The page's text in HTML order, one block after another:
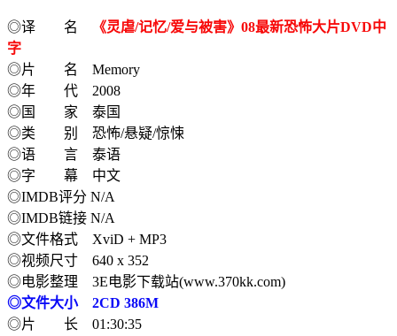
◎译 名
《灵虐/记忆/爱与被害》08最新恐怖大片DVD中
字
◎片 名 Memory
◎年 代 2008
◎国 家 泰国
◎类 别 恐怖/悬疑/惊悚
◎语 言 泰语
◎字 幕 中文
◎IMDB评分 N/A
◎IMDB链接 N/A
◎文件格式 XviD + MP3
◎视频尺寸 640 x 352
◎电影整理 3E电影下载站(www.370kk.com)
◎文件大小 2CD 386M
◎片 长 01:30:35